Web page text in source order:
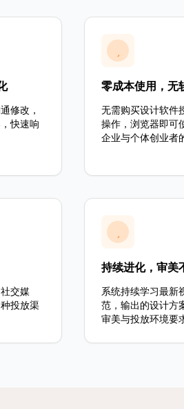
修改，
快速响
零成本使用，无
无需购买设计软件
操作，浏览器即可
企业与个体创业者
交媒
投放渠
持续进化，审美
系统持续学习最新
范，输出的设计方
审美与投放环境要